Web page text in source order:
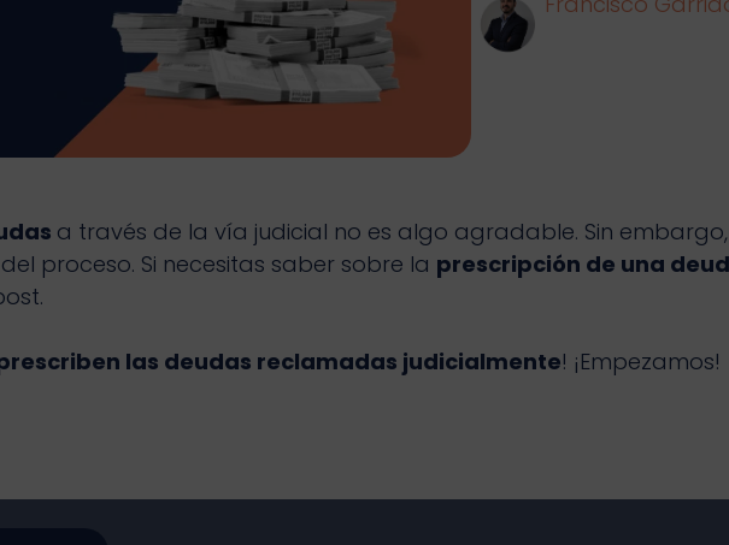
a través de la vía judicial no es algo agradable. Sin
proceso. Si necesitas saber sobre la prescripción de una
las deudas reclamadas judicialmente! ¡Empezamos!